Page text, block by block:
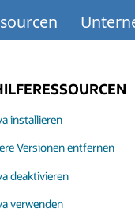
installieren
Versionen entfernen
deaktivieren
verwenden